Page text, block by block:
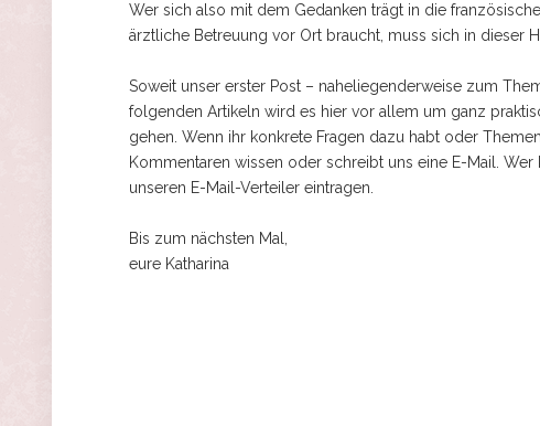
Wer sich also mit dem Gedanken trägt in die
ärztliche Betreuung vor Ort braucht, muss sich in dieser
Soweit unser erster Post – naheliegenderweise zum
folgenden Artikeln wird es hier vor allem um ganz
gehen. Wenn ihr konkrete Fragen dazu habt oder
Kommentaren wissen oder schreibt uns eine E-Mail.
unseren E-Mail-Verteiler eintragen.
Bis zum nächsten Mal,
eure Katharina